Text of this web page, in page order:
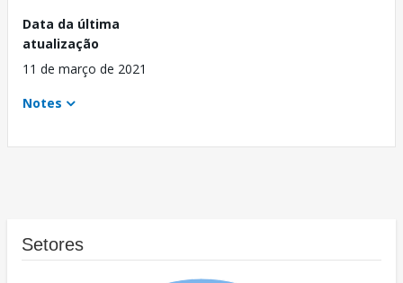
Data da última
atualização
11 de março de 2021
Notes
Setores